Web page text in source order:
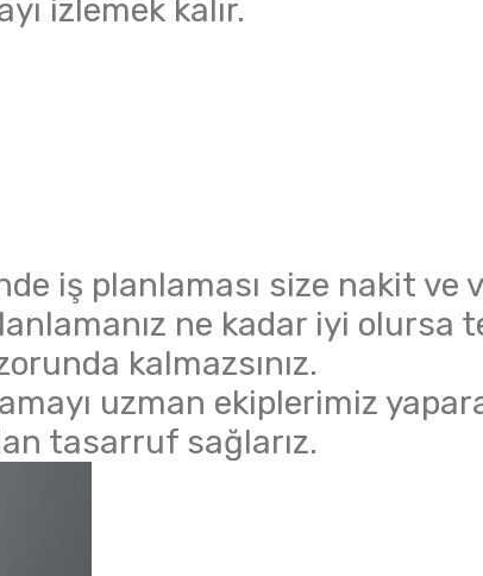
izlemek kalır.
iş planlaması size nakit ve
ne kadar iyi olursa
kalmazsınız.
uzman ekiplerimiz
tasarruf sağlarız.